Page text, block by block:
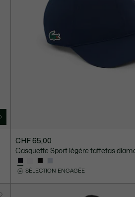
CHF 65,00
Casquette Sport légère taffetas
SÉLECTION ENGAGÉE